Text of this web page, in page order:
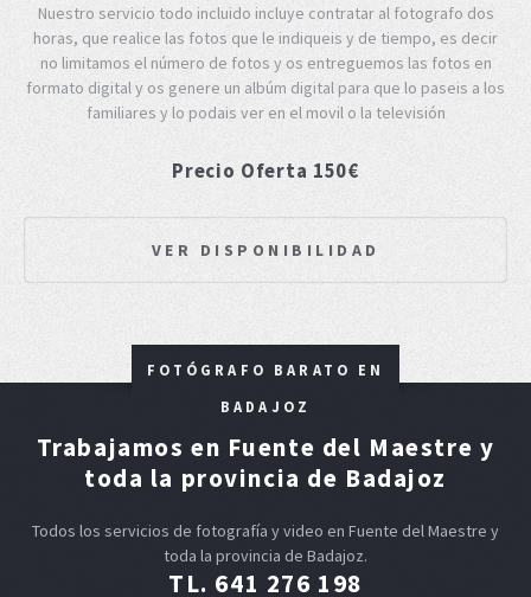
Nuestro servicio todo incluido incluye contratar al fotografo dos
horas, que realice las fotos que le indiqueis y de tiempo, es decir
no limitamos el número de fotos y os entreguemos las fotos en
formato digital y os genere un albúm digital para que lo paseis a los
familiares y lo podais ver en el movil o la televisión
Precio Oferta 150€
VER DISPONIBILIDAD
FOTÓGRAFO BARATO EN
BADAJOZ
Trabajamos en Fuente del Maestre y
toda la provincia de Badajoz
Todos los servicios de fotografía y video en Fuente del Maestre y
toda la provincia de Badajoz.
TL. 641 276 198